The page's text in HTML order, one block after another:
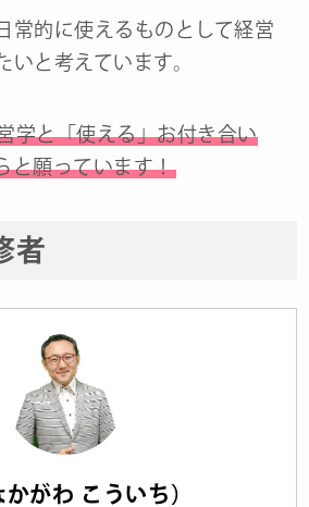
常的に使えるものとして経営
いと考えています。
学と「使える」お付き合い
と願っています！
者
がわ こういち）